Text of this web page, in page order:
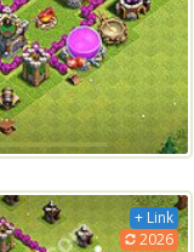
+ Link
2026